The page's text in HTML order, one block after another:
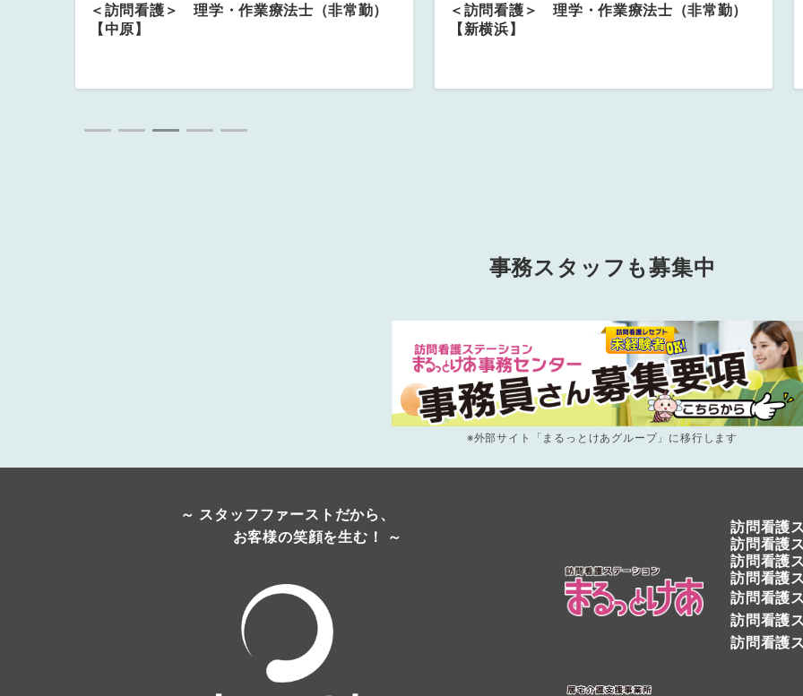
＜訪問看護＞ 理学・作業療法士（非常勤）
【中原】
＜訪問看護＞ 理学・作業療法士（非常勤）
【新横浜】
事務スタッフも募集中
※外部サイト「まるっとけあグループ」に移行します
～ スタッフファーストだから、
お客様の笑顔を生む！ ～
訪問看護
訪問看護
訪問看護
訪問看護
訪問看護
訪問看護
訪問看護